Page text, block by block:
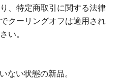
、特定商取引に関する法律
クーリングオフは適用され
い。
ない状態の新品。